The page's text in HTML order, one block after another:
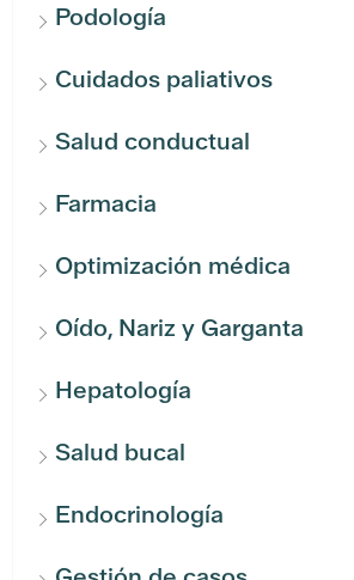
Podología
Cuidados paliativos
Salud conductual
Farmacia
Optimización médica
Oído, Nariz y Garganta
Hepatología
Salud bucal
Endocrinología